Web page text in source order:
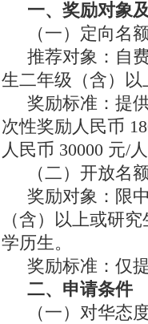
一、奖励对象
（一）定向名
推荐对象：自
生二年级（含）
奖励标准：提
次性奖励人民币
人民币 30000 元/
（二）开放名
奖励对象：限
（含）以上或研
学历生。
奖励标准：仅
二、申请条件
（一）对华态